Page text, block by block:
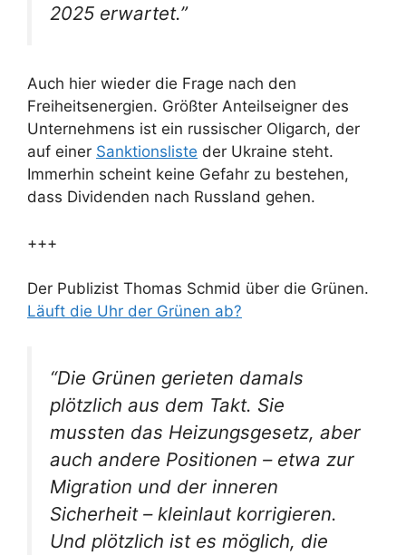
2025 erwartet.”
Auch hier wieder die Frage nach den
Freiheitsenergien. Größter Anteilseigner des
Unternehmens ist ein russischer Oligarch, der
auf einer Sanktionsliste der Ukraine steht.
Immerhin scheint keine Gefahr zu bestehen,
dass Dividenden nach Russland gehen.
+++
Der Publizist Thomas Schmid über die Grünen.
Läuft die Uhr der Grünen ab?
“Die Grünen gerieten damals
plötzlich aus dem Takt. Sie
mussten das Heizungsgesetz, aber
auch andere Positionen – etwa zur
Migration und der inneren
Sicherheit – kleinlaut korrigieren.
Und plötzlich ist es möglich, die